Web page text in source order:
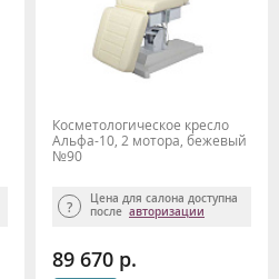
Косметологическое кресло
Альфа-10, 2 мотора, бежевый
№90
Цена для салона доступна
после авторизации
89 670 р.